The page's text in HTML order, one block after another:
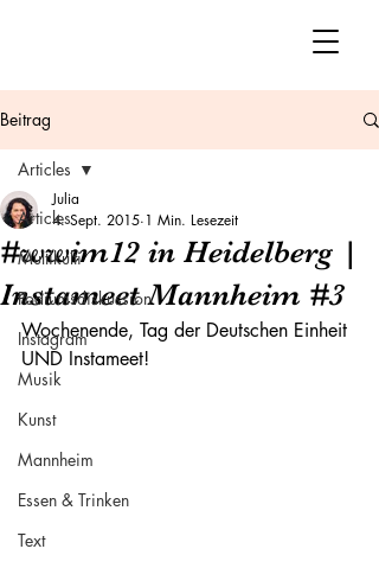
Beitrag
Articles
Multikulti
Podiumsdiskussion
Instagram
Musik
Kunst
Mannheim
Essen & Trinken
Text
Articles
#wwim12 in Heidelberg |
Instameet Mannheim #3
Julia
4. Sept. 2015 1 Min. Lesezeit
Wochenende, Tag der Deutschen Einheit
UND Instameet!